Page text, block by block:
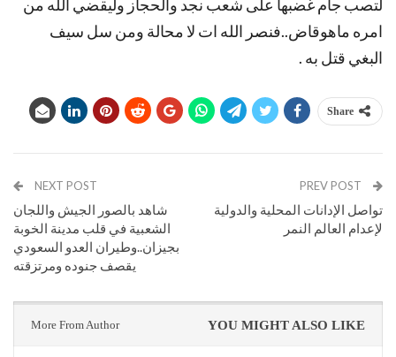
لتصب جام غضبها على شعب نجد والحجاز وليقضي الله من
امره ماهوقاض..فنصر الله ات لا محالة ومن سل سيف
البغي قتل به .
Share
تواصل الإدانات المحلية والدولية
لإعدام العالم النمر
NEXT POST
شاهد بالصور الجيش واللجان
الشعبية في قلب مدينة الخوبة
بجيزان..وطيران العدو السعودي
يقصف جنوده ومرتزقته
YOU MIGHT ALSO LIKE
More From Author